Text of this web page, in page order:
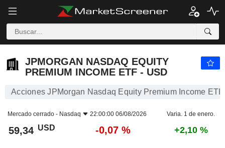
JPMORGAN NASDAQ EQUITY
PREMIUM INCOME ETF - USD
Acciones JPMorgan Nasdaq Equity Premium Income
Mercado cerrado - Nasdaq 22:00:00 06/08/2026 Varia. 1 de enero.
59,34 USD -0,07 % +2,10 %